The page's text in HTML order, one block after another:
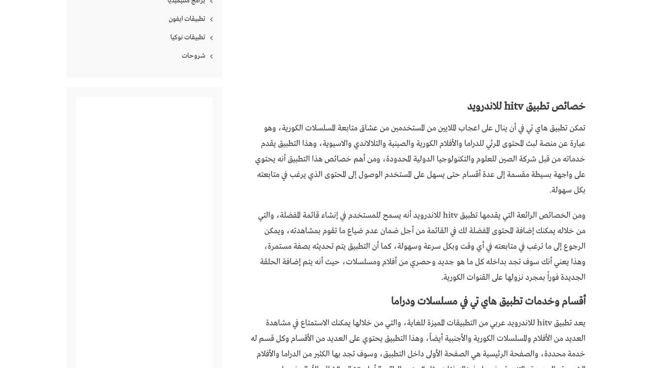
خصائص تطبيق hitv للاندرويد
تمكن تطبيق هاي تي في أن ينال على اعجاب الملايين من المستخدمين من عشاق متابعة المسلسلات الكورية، وهو
عبارة عن منصة لبث المحتوى المرئي للدراما والأفلام الكورية والصينية والتلالاندي والاسيوية، وهذا التطبيق يقدم
خدماته من قبل شركة الصين للعلوم والتكنولوجيا الدولية المحدودة، ومن أهم خصائص هذا التطبيق أنه يحتوي
على واجهة بسيطة مقسمة إلى عدة أقسام حتى يسهل على المستخدم الوصول إلى المحتوى الذي يرغب في متابعته
بكل سهولة.
ومن الخصائص الرائعة التي يقدمها تطبيق hitv للاندرويد أنه يسمح للمستخدم في إنشاء قائمة المفضلة، والتي
من خلاله يمكنك إضافة المحتوى المفضلة لك في القائمة من أجل ضمان عدم ضياع ما تقوم بمشاهدته، ويمكن
الرجوع إلى ما ترغب في متابعته في أي وقت وبكل سرعة وسهولة، كما أن التطبيق يتم تحديثه بصفة مستمرة،
وهذا يعني أنك سوف تجد بداخله كل ما هو جديد وحصري من أفلام ومسلسلات، حيث أنه يتم إضافة الحلقة
الجديدة فوراً بمجرد نزولها على القنوات الكورية.
أقسام وخدمات تطبيق هاي تي في مسلسلات ودراما
يعد تطبيق hitv للاندرويد عربي من التطبيقات المميزة للغاية، والتي من خلالها يمكنك الاستمتاع في مشاهدة
العديد من الأفلام والمسلسلات الكورية والأجنبية أيضاً، وهذا التطبيق يحتوي على العديد من الأقسام وكل قسم له
خدمة محددة، والصفحة الرئيسية هي الصفحة الأولى داخل التطبيق، وسوف تجد بها الكثير من الدراما والأفلام
تطبيقات ايفون
تطبيقات نوكيا
شروحات